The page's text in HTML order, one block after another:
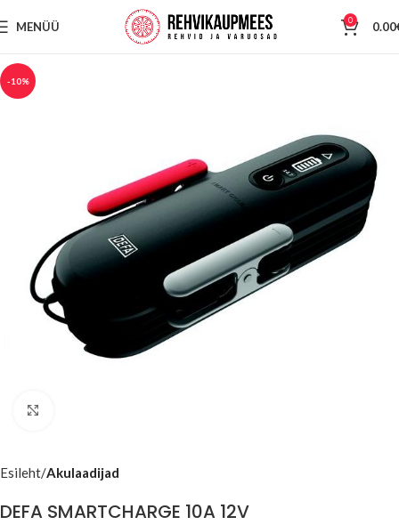
MENÜÜ 0 0.00
-10%
Esileht Akulaadijad
DEFA SMARTCHARGE 10A 12V